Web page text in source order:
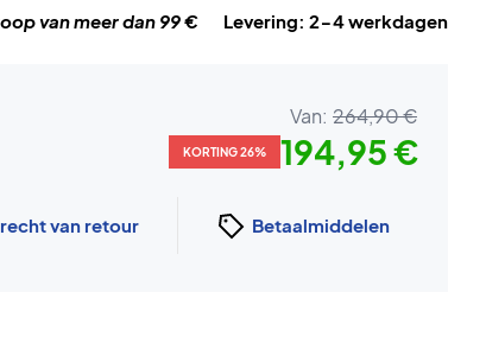
van meer dan 99 € Levering: 2-4 werkdagen
Van: 264,90 €
KORTING 26% 194,95 €
van retour Betaalmiddelen